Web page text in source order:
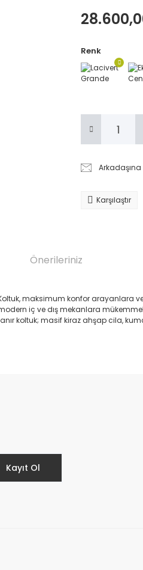
Renk
Arkadaşına
Karşılaştır
Önerileriniz
maksimum konfor arayanlara
iç ve dış mekanlara
koltuk; masif kiraz ahşap cila,
Kayıt Ol